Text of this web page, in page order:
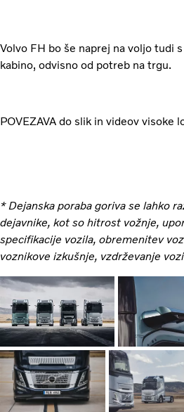
Volvo FH bo še naprej na voljo tudi
kabino, odvisno od potreb na trgu.
POVEZAVA do slik in videov visoke
* Dejanska poraba goriva se lahko
dejavnike, kot so hitrost vožnje,
specifikacije vozila, obremenitev
voznikove izkušnje, vzdrževanje